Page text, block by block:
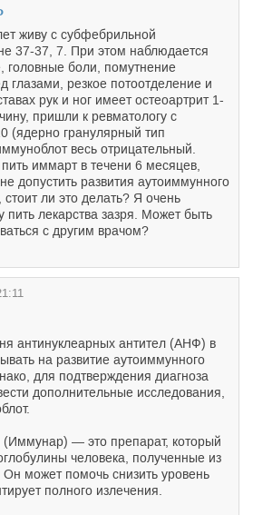
живу с субфебрильной
37-37, 7. При этом наблюдается
головные боли, помутнение
глазами, резкое потоотделение и
рук и ног имеет остеоартрит 1-
пришли к ревматологу с
гранулярный тип
весь отрицательный.
иммарт в течени 6 месяцев,
допустить развития аутоиммунного
ли это делать? Я очень
пить лекарства зазря. Может быть
с другим врачом?
антинуклеарных антител (АНФ) в
на развитие аутоиммунного
для подтверждения диагноза
дополнительные исследования,
— это препарат, который
человека, полученные из
может помочь снизить уровень
полного излечения.